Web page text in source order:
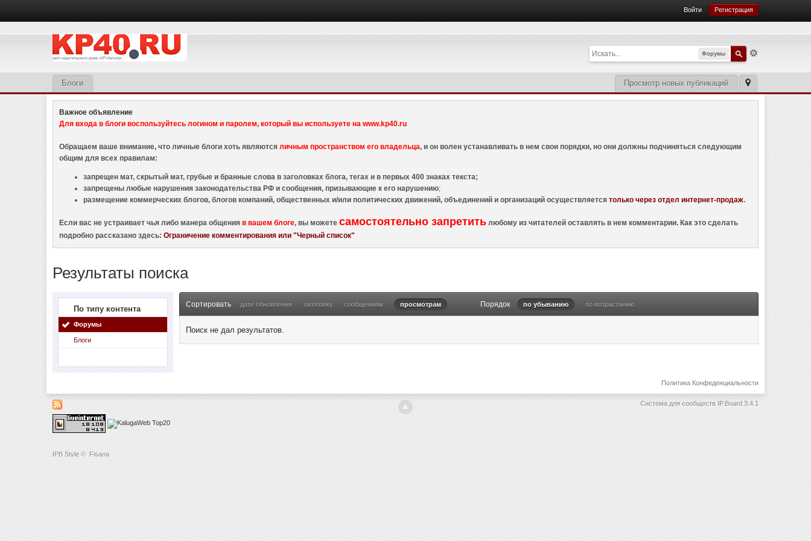
IPB Style © Fisana
Войти Регистрация
Форумы
Просмотр новых публикаций
Блоги
Важное объявление
Для входа в блоги воспользуйтесь логином и паролем, который вы используете на www.kp40.ru
Обращаем ваше внимание, что личные блоги хоть являютсяличным пространством его владельца, и он волен устанавливать в нем свои порядки, но они должны подчиняться следующим
общим для всех правилам:
запрещен мат, скрытый мат, грубые и бранные слова в заголовках блога, тегах и в первых 400 знаках текста;
запрещены любые нарушения законодательства РФ и сообщения, призывающие к его нарушению;
размещение коммерческих блогов, блогов компаний, общественных и/или политических движений, объединений и организаций осуществляетсятолько через отдел интернет-продаж.
Если вас не устраивает чья либо манера общенияв вашем блоге, вы можетесамостоятельно запретить любому из читателей оставлять в нем комментарии. Как это сделать
подробно рассказано здесь:Ограничение комментирования или "Черный список"
Результаты поиска
По типу контента
Форумы
Блоги
Сортировать дате обновления заголовку сообщениям просмотрам Порядок по убыванию по возрастанию
Поиск не дал результатов.
Политика Конфеденциальности
Система для сообществ IP.Board 3.4.1